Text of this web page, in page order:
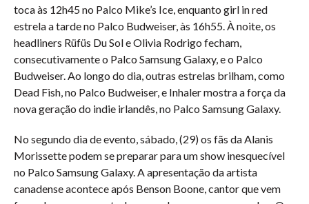
toca às 12h45 no Palco Mike’s Ice, enquanto girl in red
estrela a tarde no Palco Budweiser, às 16h55. À noite, os
headliners Rüfüs Du Sol e Olivia Rodrigo fecham,
consecutivamente o Palco Samsung Galaxy, e o Palco
Budweiser. Ao longo do dia, outras estrelas brilham, como
Dead Fish, no Palco Budweiser, e Inhaler mostra a força da
nova geração do indie irlandês, no Palco Samsung Galaxy.
No segundo dia de evento, sábado, (29) os fãs da Alanis
Morissette podem se preparar para um show inesquecível
no Palco Samsung Galaxy. A apresentação da artista
canadense acontece após Benson Boone, cantor que vem